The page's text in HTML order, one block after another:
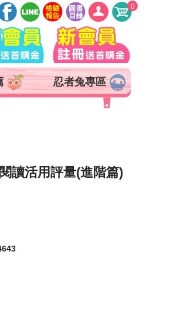
0
登入
註冊
會員中心
查詢訂單
追蹤清單
忍者兔專區
讀活用評量(進階篇)